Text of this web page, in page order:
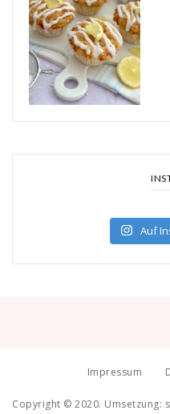
Auf
Impressum
Copyright © 2020. Umsetzung: